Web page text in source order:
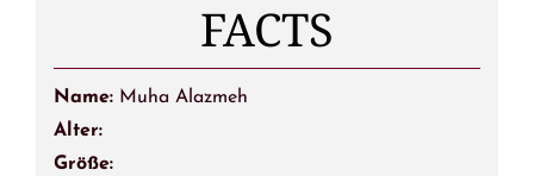
FACTS
Name: Muha Alazmeh
Alter:
Größe: